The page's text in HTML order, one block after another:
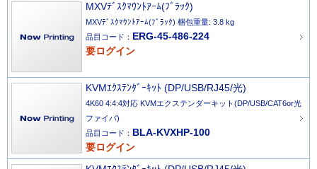
MXVﾃﾞｽｸﾏｳﾝﾄｱｰﾑ(ﾌﾞﾗｯｸ)
MXVﾃﾞｽｸﾏｳﾝﾄｱｰﾑ(ﾌﾞﾗｯｸ) 梱包重量: 3.8 kg
品目コード： ERG-45-486-224
要ログイン
KVMｴｸｽﾃﾝﾀﾞｰｷｯﾄ (DP/USB/RJ45/光)
4K60 4:4:4対応 KVMエクステンダーキット(DP/USB/CAT6or光
ファイバ)
品目コード： BLA-KVXHP-100
要ログイン